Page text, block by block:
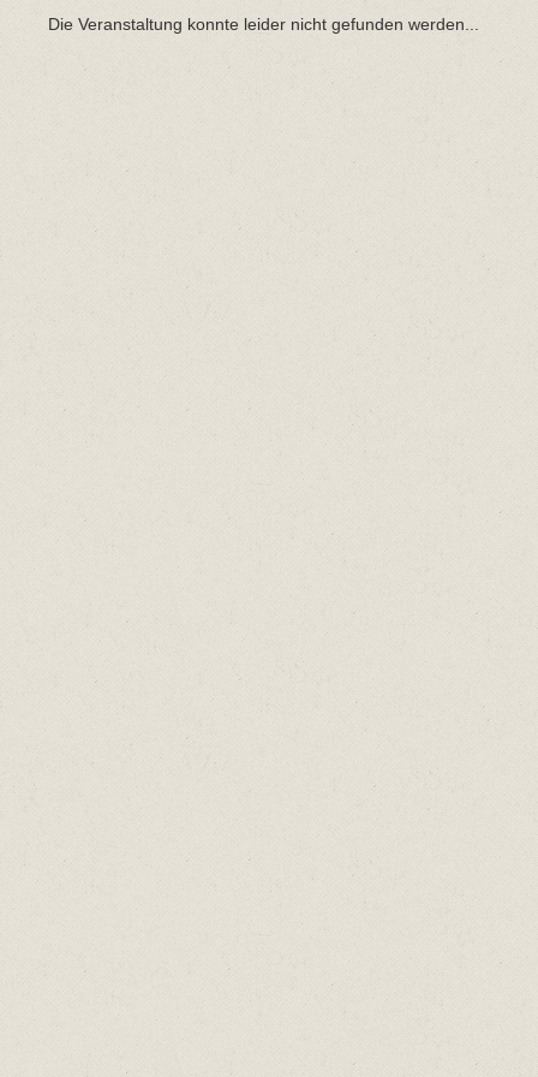
Die Veranstaltung konnte leider nicht gefunden werden...